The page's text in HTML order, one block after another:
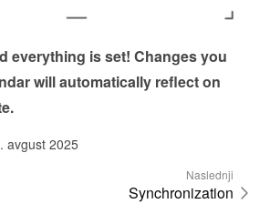
everything is set! Changes you
will automatically reflect on
avgust 2025
Naslednji
Synchronization